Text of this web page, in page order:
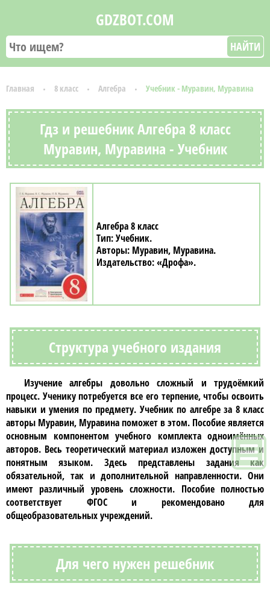
GDZBOT.COM
НАЙТИ
Главная 8 класс Алгебра Учебник - Муравин, Муравина
Гдз и решебник Алгебра 8 класс
Муравин, Муравина - Учебник
Алгебра 8 класс
Учебник
Муравин, Муравина
«Дрофа»
Структура учебного издания
Изучениеалгебры довольно сложный и трудоёмкий
процесс. Ученику потребуется все его терпение, чтобы освоить
навыки и умения по предмету. Учебник по алгебре за 8 класс
авторы Муравин, Муравинапоможет в этом. Пособие является
основным компонентом учебного комплекта одноимённых
авторов. Весь теоретический материал изложен доступным и
понятным языком. Здесь представлены задания как
обязательной, так и дополнительной направленности. Они
имеют различный уровень сложности. Пособие полностью
соответствует ФГОС и рекомендовано для
общеобразовательных учреждений.
Для чего нужен решебник